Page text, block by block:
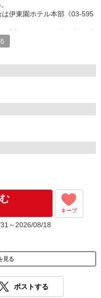
伊東園ホテル本部《03-595
キープ
～2026/08/18
見る
ポストする